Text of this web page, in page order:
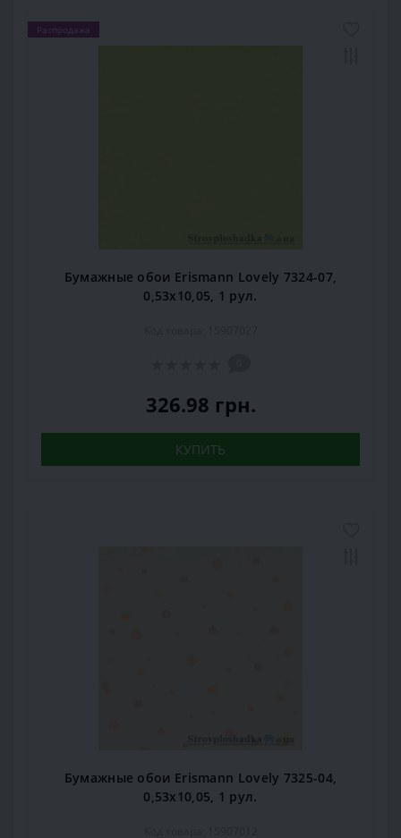
Распродажа
Бумажные обои Erismann Lovely 7324-07,
0,53x10,05, 1 рул.
326.98 грн.
КУПИТЬ
Бумажные обои Erismann Lovely 7325-04,
0,53x10,05, 1 рул.